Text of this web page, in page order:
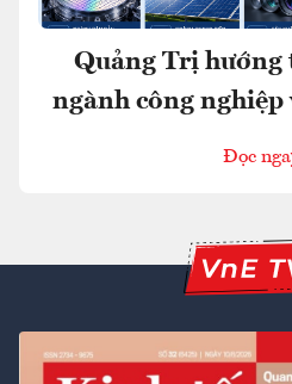
Quảng Trị
ngành công
Đọc